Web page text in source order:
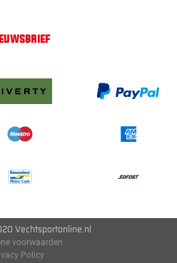
Vechtsportonline.nl
voorwaarden
Policy